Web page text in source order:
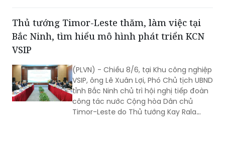
Thủ tướng Timor-Leste thăm, làm việc tại
Bắc Ninh, tìm hiểu mô hình phát triển KCN
VSIP
(PLVN) - Chiều 8/6, tại Khu công nghiệp
VSIP, ông Lê Xuân Lợi, Phó Chủ tịch UBND
tỉnh Bắc Ninh chủ trì hội nghị tiếp đoàn
công tác nước Cộng hòa Dân chủ
Timor-Leste do Thủ tướng Kay Rala